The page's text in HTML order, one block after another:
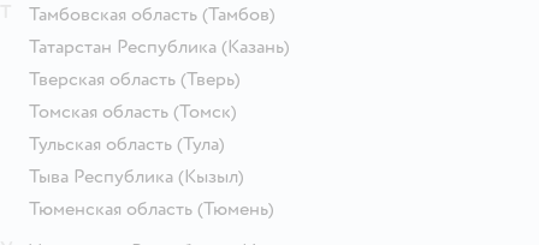
Тамбовская область (Тамбов)
Татарстан Республика (Казань)
Тверская область (Тверь)
Томская область (Томск)
Тульская область (Тула)
Тыва Республика (Кызыл)
Тюменская область (Тюмень)